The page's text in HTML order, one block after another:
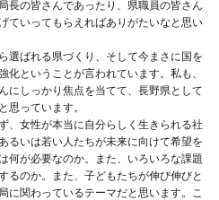
長の皆さんであったり、県職員の皆さん
ていってもらえればありがたいなと思い
選ばれる県づくり、そして今まさに国を
ということが言われています。私も、
にしっかり焦点を当てて、長野県として
思っています。
、女性が本当に自分らしく生きられる社
るいは若い人たちが未来に向けて希望を
何が必要なのか。また、いろいろな課題
るのか。また、子どもたちが伸び伸びと
に関わっているテーマだと思います。こ